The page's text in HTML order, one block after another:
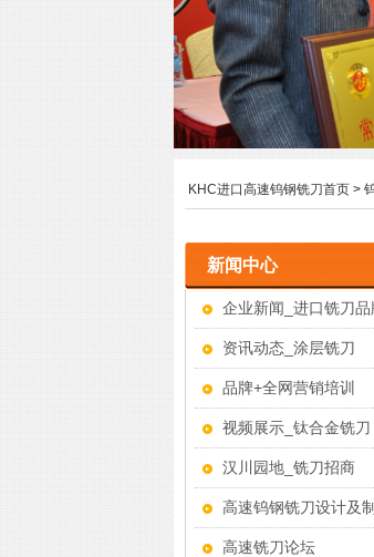
KHC进口高速钨钢铣刀首页 >
新闻中心
企业新闻_进口铣刀品
资讯动态_涂层铣刀
品牌+全网营销培训
视频展示_钛合金铣刀
汉川园地_铣刀招商
高速钨钢铣刀设计及
高速铣刀论坛